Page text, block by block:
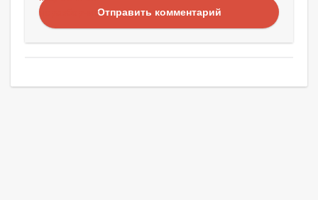
Отправить комментарий